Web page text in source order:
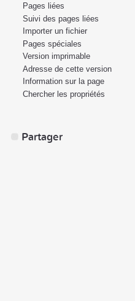
Pages liées
Suivi des pages liées
Importer un fichier
Pages spéciales
Version imprimable
Adresse de cette version
Information sur la page
Chercher les propriétés
Partager